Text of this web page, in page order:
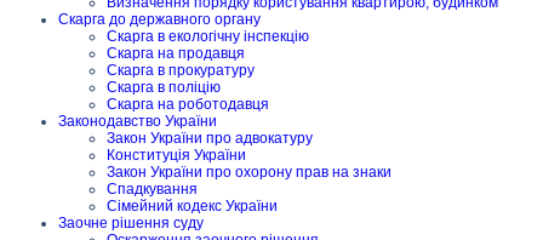
Скарга до державного органу
Скарга в екологічну інспекцію
Скарга на продавця
Скарга в прокуратуру
Скарга в поліцію
Скарга на роботодавця
Законодавство України
Закон України про адвокатуру
Конституція України
Закон України про охорону прав на знаки
Спадкування
Сімейний кодекс України
Заочне рішення суду